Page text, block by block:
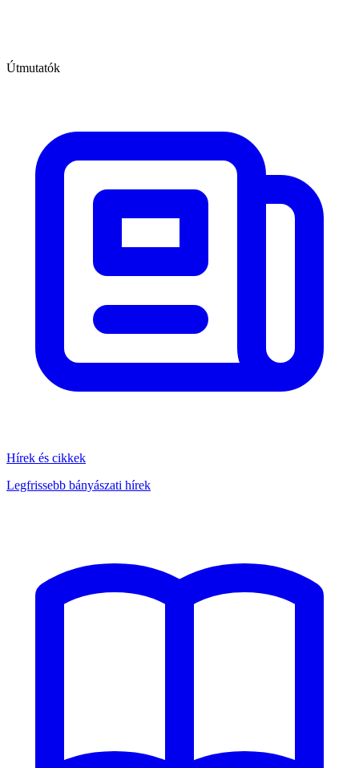
Útmutatók
Hírek és cikkek
Legfrissebb bányászati hírek